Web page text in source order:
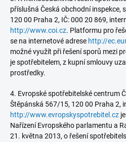
příslušná Česká obchodní inspekce,
120 00 Praha 2, IČ: 000 20 869,
http://www.coi.cz. Platformu pro
se na internetové adrese http://
možné využít při řešení sporů mezi
je spotřebitelem, z kupní smlouvy
prostředky.
4. Evropské spotřebitelské centrum
Štěpánská 567/15, 120 00 Praha 2,
http://www.evropskyspotrebitel.cz
Nařízení Evropského parlamentu a
21. května 2013, o řešení